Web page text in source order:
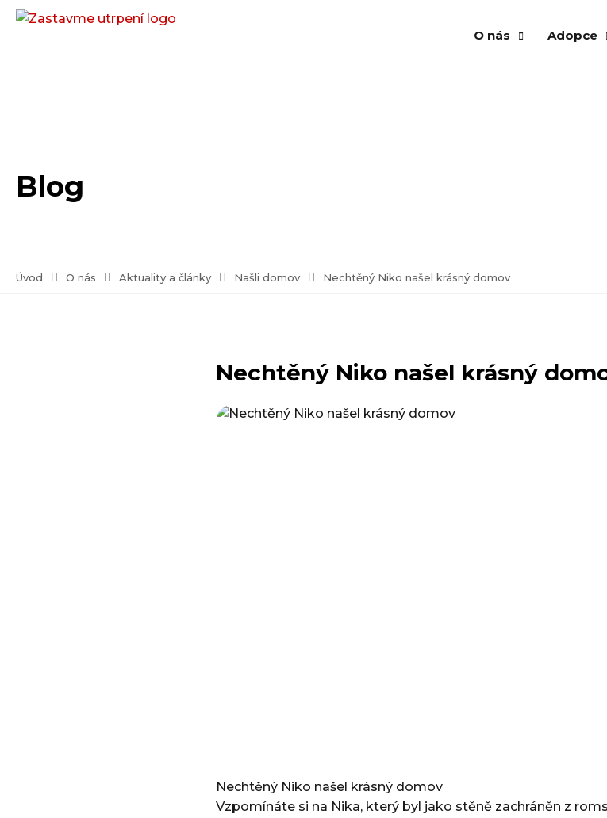
O nás Adopce
Blog
Úvod O nás Aktuality a články Našli domov Nechtěný Niko našel krásný domov
Nechtěný Niko našel krásný
Nechtěný Niko našel krásný domov
Vzpomínáte si na Nika, který byl jako stěně zachráněn z